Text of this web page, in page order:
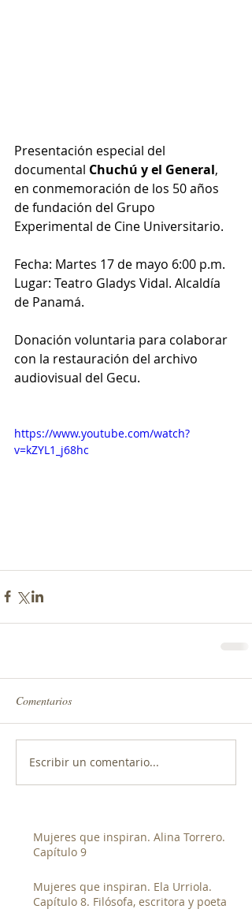
Presentación especial del
documental Chuchú y el General,
en conmemoración de los 50 años
de fundación del Grupo
Experimental de Cine Universitario.
Fecha: Martes 17 de mayo 6:00 p.m.
Lugar: Teatro Gladys Vidal. Alcaldía
de Panamá.
Donación voluntaria para colaborar
con la restauración del archivo
audiovisual del Gecu.
https://www.youtube.com/watch?
v=kZYL1_j68hc
Comentarios
Escribir un comentario...
Mujeres que inspiran. Alina Torrero.
Capítulo 9
Mujeres que inspiran. Ela Urriola.
Capítulo 8. Filósofa, escritora y poeta